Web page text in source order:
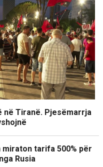
në Tiranë. Pjesëmarrja
tarifa 500% për
Rusia